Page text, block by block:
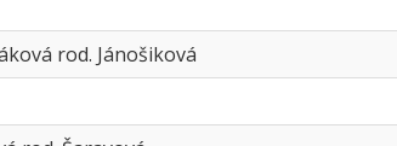
rod. Jánošiková